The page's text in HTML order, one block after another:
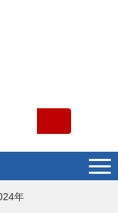
年